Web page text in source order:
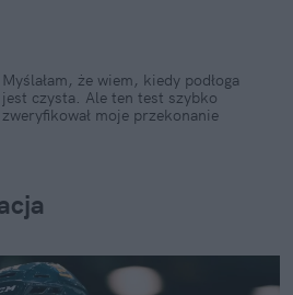
Myślałam, że wiem, kiedy podłoga
jest czysta. Ale ten test szybko
zweryfikował moje przekonanie